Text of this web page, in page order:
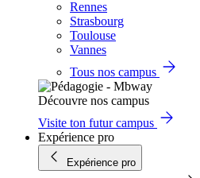
Rennes
Strasbourg
Toulouse
Vannes
Tous nos campus
Découvre nos campus
Visite ton futur campus
Expérience pro
Expérience pro